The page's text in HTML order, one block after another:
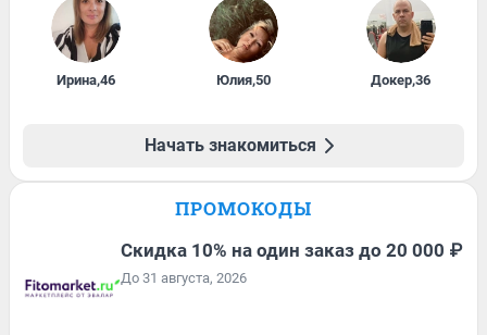
Ирина,46 Юлия,50 Докер,36
Начать знакомиться
ПРОМОКОДЫ
Скидка 10% на один заказ до 20 000 ₽
До 31 августа, 2026